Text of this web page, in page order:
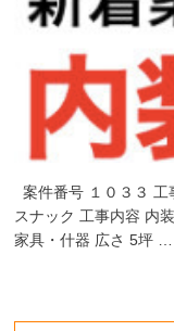
案件番号 １０３３
スナック 工事内容 内
家具・什器 広さ 5坪